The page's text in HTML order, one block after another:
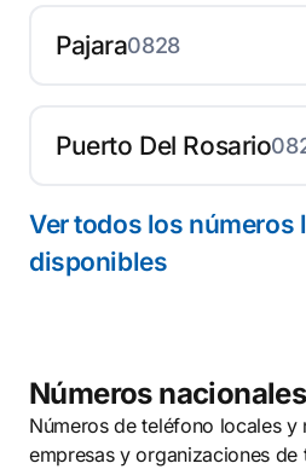
Pajara0828
Puerto Del Rosario
Ver todos los números
disponibles
Números nacionales
Números de teléfono locales y
empresas y organizaciones de